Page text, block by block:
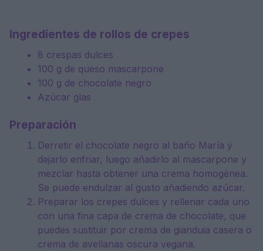
Ingredientes de rollos de crepes
8 crespas dulces
100 g de queso mascarpone
100 g de chocolate negro
Azúcar glas
Preparación
Derretir el chocolate negro al baño María y
dejarlo enfriar, luego añadirlo al mascarpone y
mezclar hasta obtener una crema homogénea.
Se puede endulzar al gusto añadiendo azúcar.
Preparar los crepes dulces y rellenar cada uno
con una fina capa de crema de chocolate, que
puedes sustituir por crema de gianduia casera o
crema de avellanas oscura vegana.